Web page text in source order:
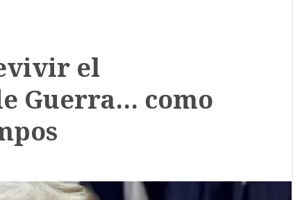
el
Guerra… como